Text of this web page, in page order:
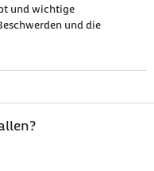
und wichtige
und die